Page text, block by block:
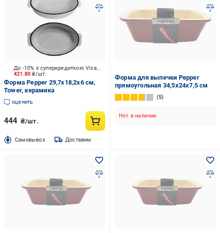
421.80₴/шт.
До -10% з суперкредиткою Visa Вигода
Форма Pepper 29,7х18,2х6 см,
Tower, керамика
оценить
444 ₴/шт.
Cамовывоз Доставим
Форма для выпечки Pepper
прямоугольная 34,5х24х7,5 см
5
Нет в наличии